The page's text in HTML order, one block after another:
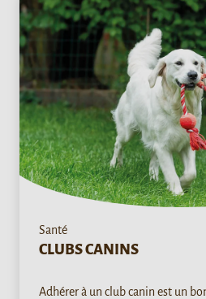
Santé
CLUBS CANINS
Adhérer à un club canin est un